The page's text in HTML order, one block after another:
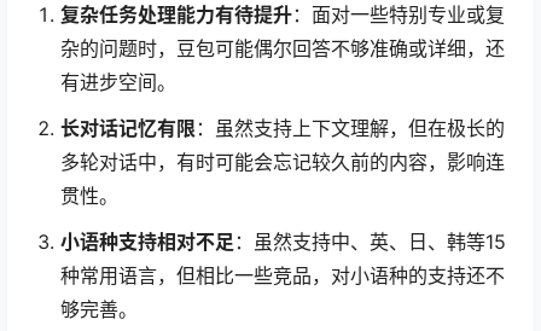
复杂任务处理能力有待提升：面对一些特别专业或复
杂的问题时，豆包可能偶尔回答不够准确或详细，还
有进步空间。
长对话记忆有限 ：虽然支持上下文理解，但在极长的
多轮对话中，有时可能会忘记较久前的内容，影响连
贯性。
小语种支持相对不足 ：虽然支持中、英、日、韩等15
种常用语言，但相比一些竞品，对小语种的支持还不
够完善。